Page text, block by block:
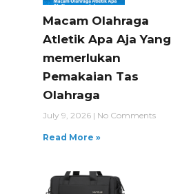
Macam Olahraga
Atletik Apa Aja Yang
memerlukan
Pemakaian Tas
Olahraga
July 9, 2026 No Comments
Read More »